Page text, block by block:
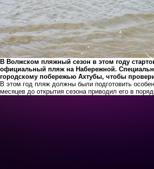
В Волжском пляжный сезон в этом году
официальный пляж на Набережной.
городскому побережью Ахтубы, чтобы
В этом год пляж должны были подготовить
месяцев до открытия сезона приводил его в